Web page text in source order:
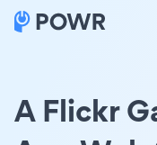
A Flickr